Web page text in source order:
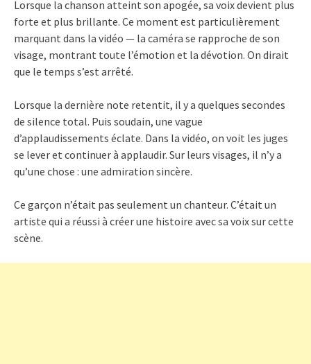
Lorsque la chanson atteint son apogée, sa voix devient plus
forte et plus brillante. Ce moment est particulièrement
marquant dans la vidéo — la caméra se rapproche de son
visage, montrant toute l’émotion et la dévotion. On dirait
que le temps s’est arrêté.
Lorsque la dernière note retentit, il y a quelques secondes
de silence total. Puis soudain, une vague
d’applaudissements éclate. Dans la vidéo, on voit les juges
se lever et continuer à applaudir. Sur leurs visages, il n’y a
qu’une chose : une admiration sincère.
Ce garçon n’était pas seulement un chanteur. C’était un
artiste qui a réussi à créer une histoire avec sa voix sur cette
scène.